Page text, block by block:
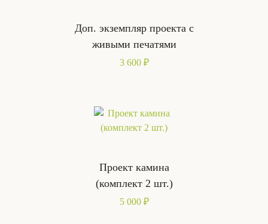
Доп. экземпляр проекта с
живыми печатями
3 600 ₽
Проект камина
(комплект 2 шт.)
5 000 ₽